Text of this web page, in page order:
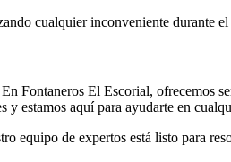
cualquier inconveniente durante el
Fontaneros El Escorial, ofrecemos
y estamos aquí para ayudarte en
equipo de expertos está listo para